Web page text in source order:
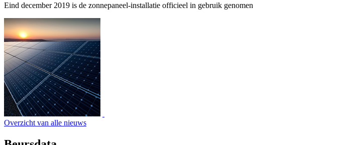
Eind december 2019 is de zonnepaneel-installatie officieel in gebruik genomen
Overzicht van alle nieuws